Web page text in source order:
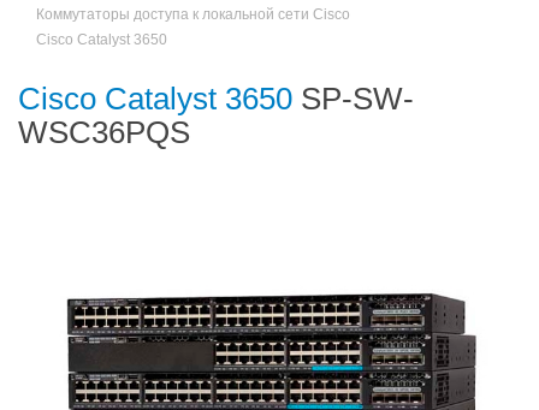
Коммутаторы доступа к локальной сети Cisco
Cisco Catalyst 3650
Cisco Catalyst 3650 SP-SW-
WSC36PQS